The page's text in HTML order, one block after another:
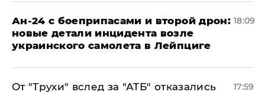
Ан-24 с боеприпасами и второй дрон:
новые детали инцидента возле
украинского самолета в Лейпциге
18:09
От "Трухи" вслед за "АТБ" отказались
17:59